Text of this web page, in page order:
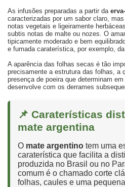
As infusões preparadas a partir da
caracterizadas por um sabor claro,
notas vegetais e ligeiramente
subtis notas de malte ou nozes. O
tipicamente moderado e bem
e fumada caraterística, por exemplo, da
A aparência das folhas secas é tão
precisamente a estrutura das folhas, a
presença de poeira que determinam
desenvolve com os derrames
📌 Caraterísticas
mate argentina
O mate argentino tem uma
caraterística que facilita a
produzida no Brasil ou no
comum é o chamado corte
folhas, caules e uma